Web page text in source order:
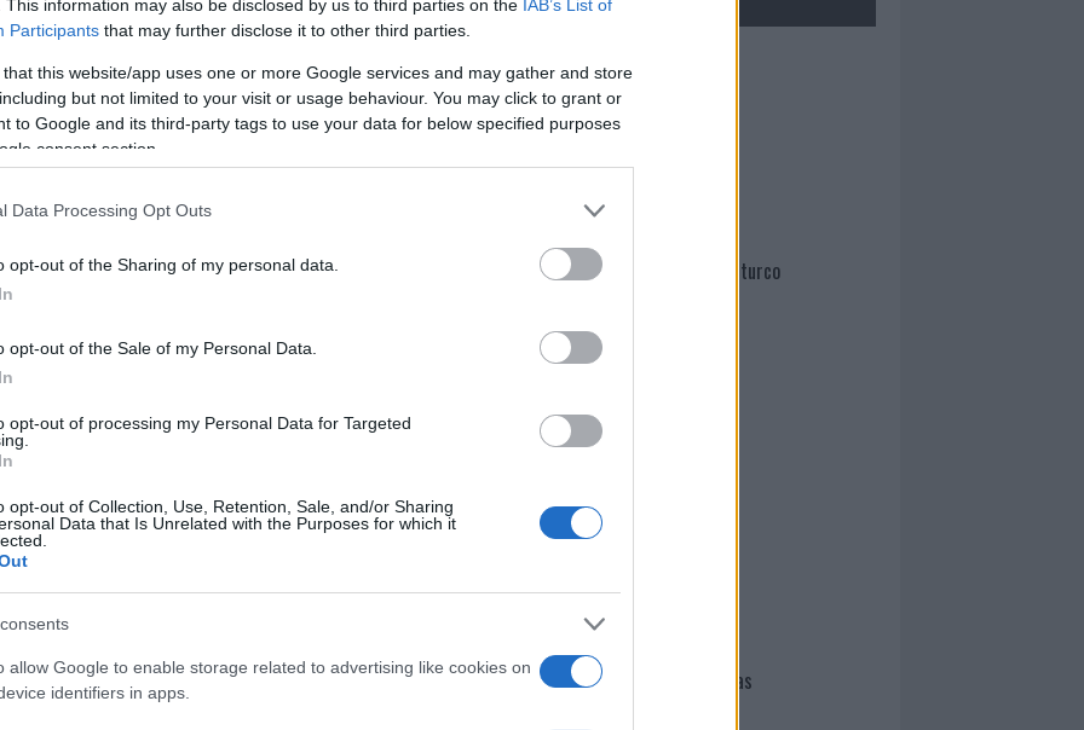
This information may also be disclosed by us to third parties on the IAB’s List of
Participants that may further disclose it to other third parties.
that this website/app uses one or more Google services and may gather and store
but not limited to your visit or usage behaviour. You may click to grant or
to Google and its third-party tags to use your data for below specified purposes
consent section.
Data Processing Opt Outs
opt-out of the Sharing of my personal data.
opt-out of the Sale of my Personal Data.
opt-out of processing my Personal Data for Targeted
opt-out of Collection, Use, Retention, Sale, and/or Sharing
Data that Is Unrelated with the Purposes for which it
allow Google to enable storage related to advertising like cookies on
identifiers in apps.
rispettati”.
Mario Malu
Paolo Pinna
Martina Agostina Diturco
Giovannimaria Cabras